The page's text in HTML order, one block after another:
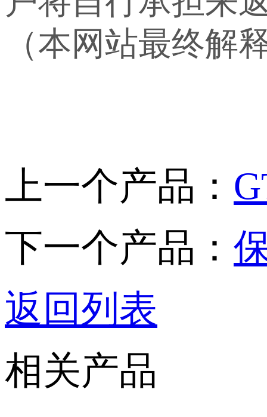
（本网站最终解
上一个产品：
下一个产品：
返回列表
相关产品